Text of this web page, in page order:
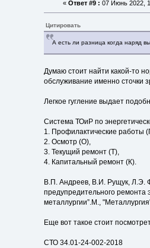
« Ответ #9 : 07 Июнь 2022,
Цитировать
А есть ли разница когда наряд
Думаю стоит найти какой-то
обслуживание именно сточки
Легкое гугление выдает
Система ТОиР по
1. Профилактические работы
2. Осмотр (О),
3. Текущий ремонт (Т),
4. Капитальный ремонт (К).
В.П. Андреев, В.И. Рущук, Л.Э.
предупредительного ремонта
металлургии”.М.,
Еще вот такое стоит
СТО 34.01-24-002-2018